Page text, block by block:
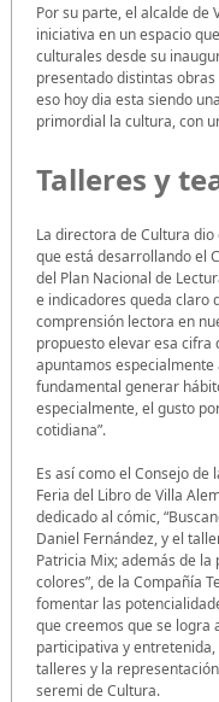
Por su parte, el alcalde de
iniciativa en un espacio
culturales desde su
presentado distintas
eso hoy dia esta siendo
primordial la cultura, con
Talleres y
La directora de Cultura
que está desarrollando el
del Plan Nacional de
e indicadores queda claro
comprensión lectora en
propuesto elevar esa cifra
apuntamos especialmente
fundamental generar
especialmente, el gusto
cotidiana”.
Es así como el Consejo
Feria del Libro de Villa
dedicado al cómic,
Daniel Fernández, y el
Patricia Mix; además de la
colores”, de la Compañía
fomentar las
que creemos que se logra
participativa y
talleres y la
seremi de Cultura.